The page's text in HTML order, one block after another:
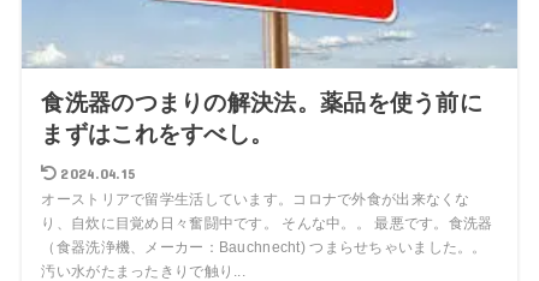
食洗器のつまりの解決法。薬品を使う前に
まずはこれをすべし。
2024.04.15
オーストリアで留学生活しています。コロナで外食が出来なくな
り、自炊に目覚め日々奮闘中です。 そんな中。。 最悪です。食洗器
（食器洗浄機、メーカー：Bauchnecht) つまらせちゃいました。。
汚い水がたまったきりで触り...